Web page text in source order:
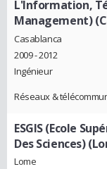
L'Information,
Management)
Casablanca
2009 - 2012
Ingénieur
Réseaux &
ESGIS (Ecole
Des Sciences)
Lome